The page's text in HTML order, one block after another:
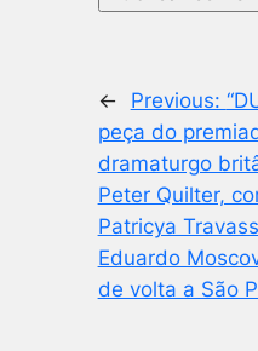
← Previous:
peça do
dramaturgo
Peter Quilter,
Patricya
Eduardo
de volta a São